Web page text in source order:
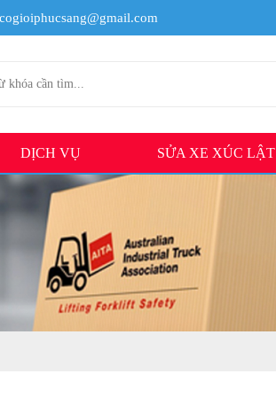
DỊCH VỤ SỬA XE XÚC LẬT